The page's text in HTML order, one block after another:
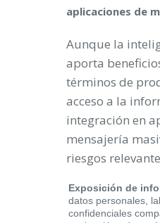
aplicaciones de
Aunque la
aporta
términos de
acceso a la
integración en
mensajería
riesgos
Exposición de
datos personales,
confidenciales